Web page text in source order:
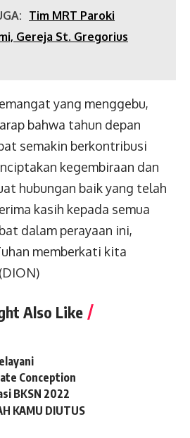
Tim MRT Paroki
Gereja St. Gregorius
yang menggebu,
bahwa tahun depan
semakin berkontribusi
kegembiraan dan
hubungan baik yang telah
kasih kepada semua
dalam perayaan ini,
memberkati kita
Also Like
Conception
BKSN 2022
KAMU DIUTUS